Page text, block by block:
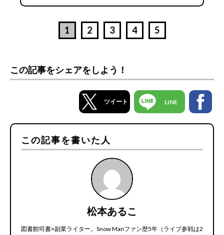
1 2 3 4 5
この記事をシェアをしよう！
ツイート LINE
この記事を書いた人
松本あるこ
図書館司書×副業ライター。Snow Manファン歴5年（ライブ参戦は2